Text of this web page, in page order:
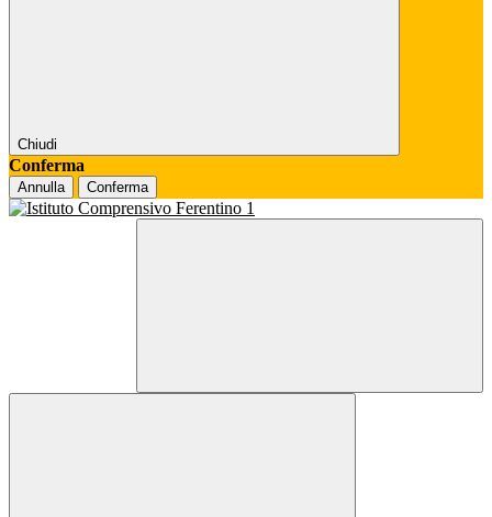
Chiudi
Conferma
Annulla Conferma